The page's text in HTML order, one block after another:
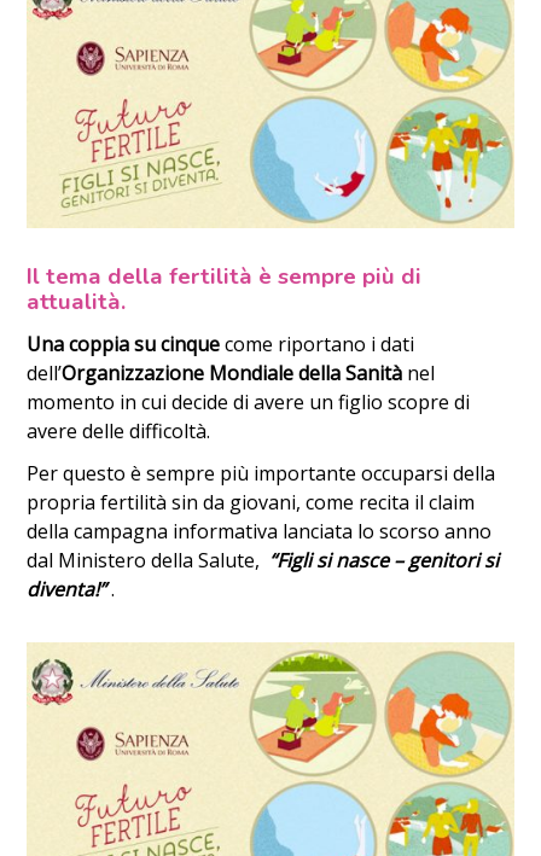
Il tema della fertilità è sempre più di
attualità.
Una coppia su cinquecome riportano i dati
dell’Organizzazione Mondiale della Sanità nel
momento in cui decide di avere un figlio scopre di
avere delle difficoltà.
Per questo è sempre più importante occuparsi della
propria fertilità sin da giovani, come recita il claim
della campagna informativa lanciata lo scorso anno
dal Ministero della Salute, “Figli si nasce – genitori si
diventa!”.